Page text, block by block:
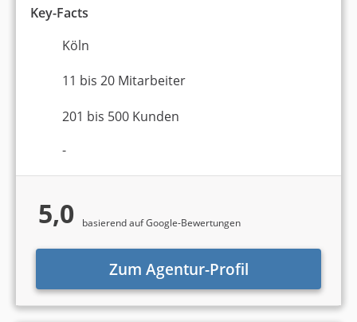
Key-Facts
Köln
11 bis 20 Mitarbeiter
201 bis 500 Kunden
-
5,0 basierend auf Google-Bewertungen
Zum Agentur-Profil